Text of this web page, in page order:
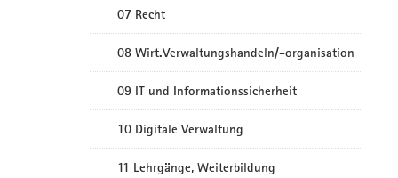
07 Recht
08 Wirt.Verwaltungshandeln/-organisation
09 IT und Informationssicherheit
10 Digitale Verwaltung
11 Lehrgänge, Weiterbildung